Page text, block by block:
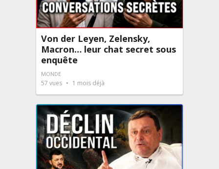
Von der Leyen, Zelensky,
Macron… leur chat secret sous
enquête
MONDE
57 vues 1 mois déjà